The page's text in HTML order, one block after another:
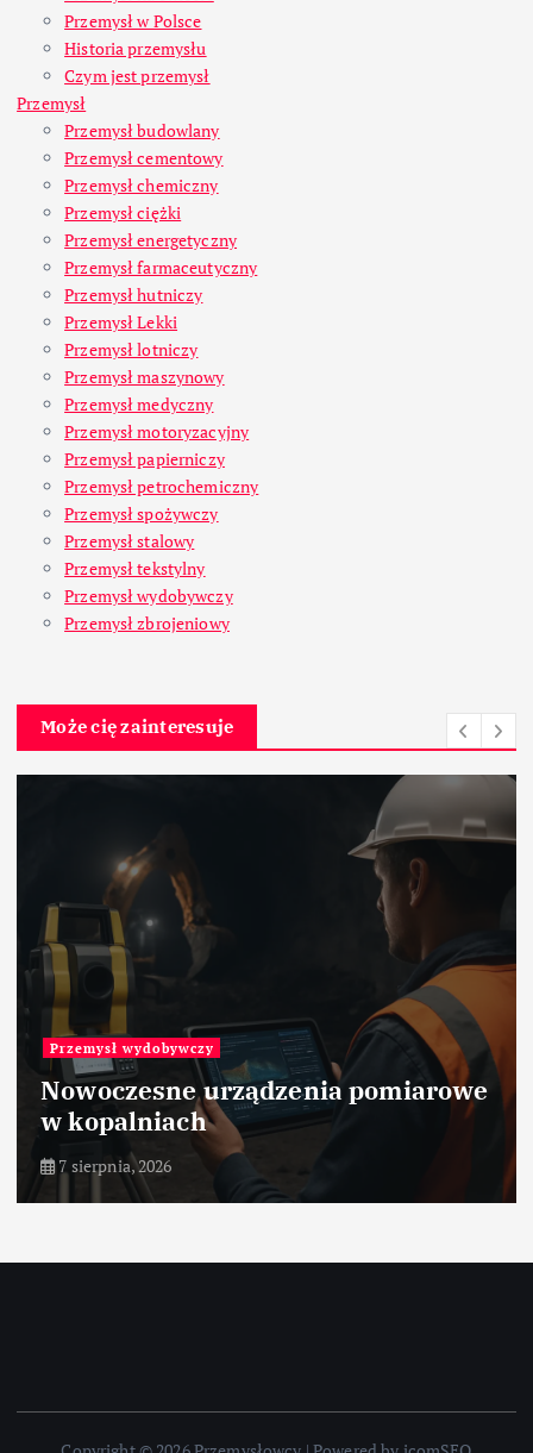
Przemysł w Polsce
Historia przemysłu
Czym jest przemysł
Przemysł
Przemysł budowlany
Przemysł cementowy
Przemysł chemiczny
Przemysł ciężki
Przemysł energetyczny
Przemysł farmaceutyczny
Przemysł hutniczy
Przemysł Lekki
Przemysł lotniczy
Przemysł maszynowy
Przemysł medyczny
Przemysł motoryzacyjny
Przemysł papierniczy
Przemysł petrochemiczny
Przemysł spożywczy
Przemysł stalowy
Przemysł tekstylny
Przemysł wydobywczy
Przemysł zbrojeniowy
Może cię zainteresuje
Przemysł wydobywczy
Nowoczesne urządzenia pomiarowe
w kopalniach
7 sierpnia, 2026